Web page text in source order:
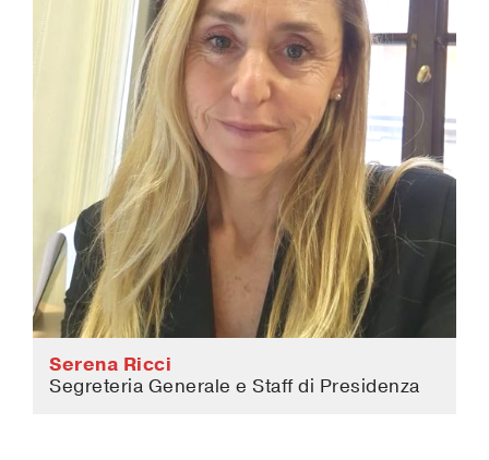
Serena Ricci
Segreteria Generale e Staff di Presidenza